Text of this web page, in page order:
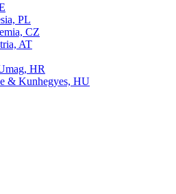
PL
CZ
AT
HR
& Kunhegyes, HU